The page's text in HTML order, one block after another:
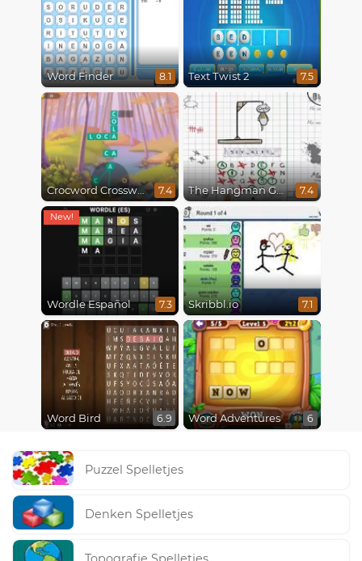
Word Finder 8.1 Text Twist 2 7.5
Crocword Crossword 7.4 The Hangman Game Scrawl 7.4
Wordle Español 7.3 Skribbl.io 7.1
Word Bird 6.9 Word Adventures 6
Puzzel Spelletjes
Denken Spelletjes